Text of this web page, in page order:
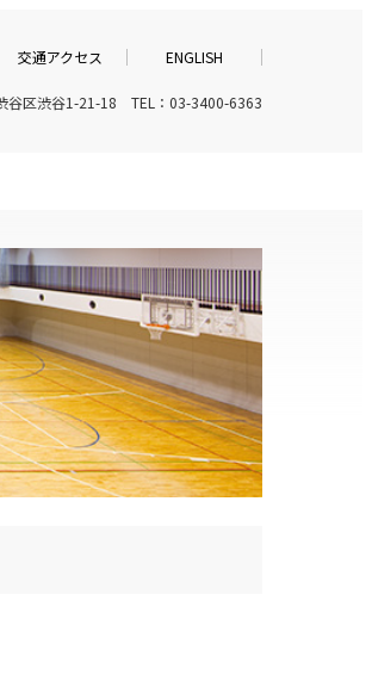
交通アクセス ENGLISH
谷区渋谷1-21-18 TEL：03-3400-6363